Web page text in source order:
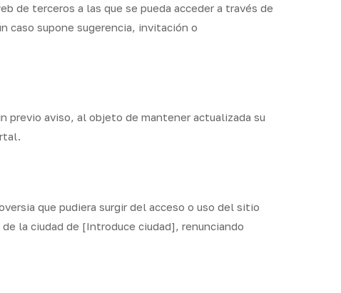
de terceros a las que se pueda acceder a través de
caso supone sugerencia, invitación o
previo aviso, al objeto de mantener actualizada su
que pudiera surgir del acceso o uso del sitio
la ciudad de [Introduce ciudad], renunciando